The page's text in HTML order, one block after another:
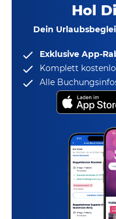
Hol
Dein
Exklusive App-
Komplett
Alle